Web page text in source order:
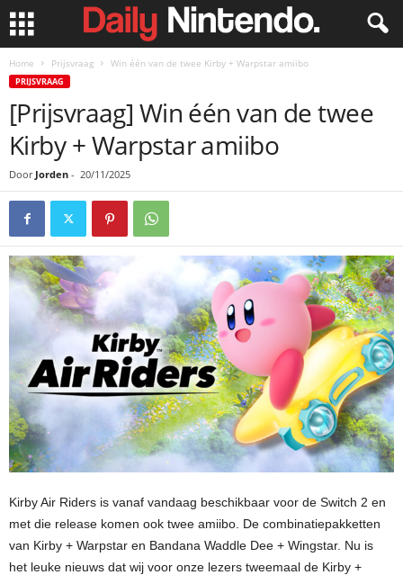
Home Prijsvraag Win één van de twee Kirby + Warpstar amiibo
PRIJSVRAAG
[Prijsvraag] Win één van de twee
Kirby + Warpstar amiibo
Door Jorden - 20/11/2025
Kirby Air Riders is vanaf vandaag beschikbaar voor de Switch 2 en
met die release komen ook twee amiibo. De combinatiepakketten
van Kirby + Warpstar en Bandana Waddle Dee + Wingstar. Nu is
het leuke nieuws dat wij voor onze lezers tweemaal de Kirby +